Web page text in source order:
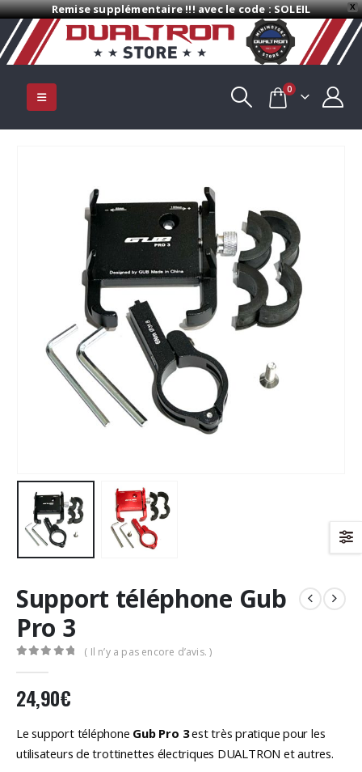
X
Remise supplémentaire !!! avec le code : SOLEIL
0
Support téléphone Gub
Pro 3
( Il n’y a pas encore d’avis. )
24,90€
Le support téléphone Gub Pro 3est très pratique pour les
utilisateurs de trottinettes électriques DUALTRON et autres.